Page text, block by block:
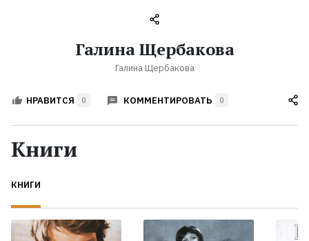
обсуждаемые
Авторы
Жанры
Экранизации
Галина Щербакова
Галина Щербакова
НРАВИТСЯ 0 КОММЕНТИРОВАТЬ 0
Книги
КНИГИ